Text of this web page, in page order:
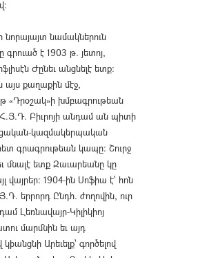
նամակներուն
գրուած է 1903 թ. յետոյ,
Ժընեւ անցնելէ ետք։
այս քաղաքին մէջ,
«Դրօշակ»ի խմբագրութեան
Հ.Յ.Դ. Բիւրոյի անդամ ան պիտի
կազմակերպական
գրագրութեան կապը։ Շուրջ
մնալէ ետք Զաւարեանը կը
վայրեր։ 1904-ին Սոֆիա է՝ հոն
երրորդ Ընդհ. ժողովին, ուր
Լեռնավայր-Կիլիկիոյ
մարմնին եւ այդ
Արեւելք՝ գործելով